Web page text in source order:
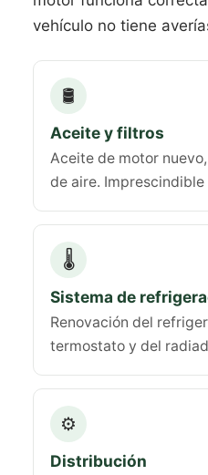
vehículo no tiene
🛢️
Aceite y filtros
Aceite de motor
de aire.
🌡️
Sistema de
Renovación del
termostato y del
⚙️
Distribución